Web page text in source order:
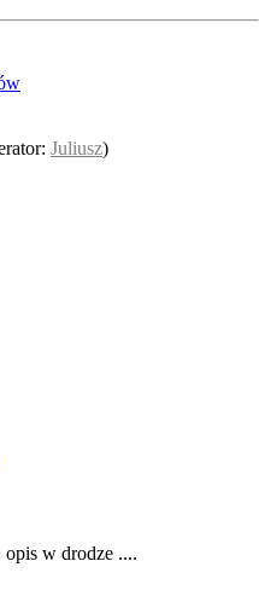
Juliusz)
w drodze ....